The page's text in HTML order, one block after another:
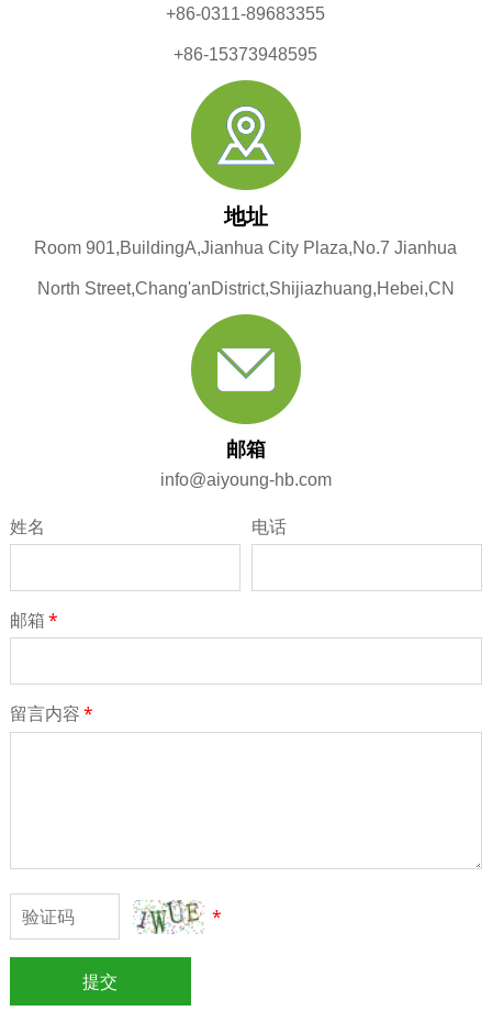
+86-0311-89683355
+86-15373948595
地址
Room 901,BuildingA,Jianhua City Plaza,No.7 Jianhua
North Street,Chang'anDistrict,Shijiazhuang,Hebei,CN
邮箱
info@aiyoung-hb.com
姓名 电话
邮箱*
留言内容*
*
提交